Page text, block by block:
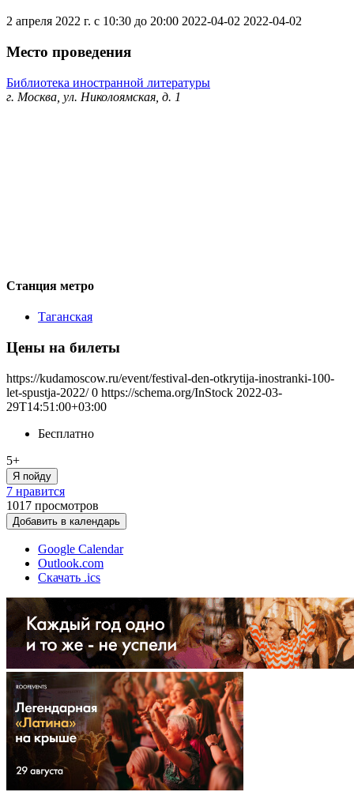
2 апреля 2022 г. с 10:30 до 20:00 2022-04-02 2022-04-02
Место проведения
Библиотека иностранной литературы
г. Москва, ул. Николоямская, д. 1
Станция метро
Таганская
Цены на билеты
https://kudamoscow.ru/event/festival-den-otkrytija-inostranki-100-
let-spustja-2022/ 0 https://schema.org/InStock 2022-03-
29T14:51:00+03:00
Бесплатно
5+
Я пойду
7 нравится
1017 просмотров
Добавить в календарь
Google Calendar
Outlook.com
Скачать .ics